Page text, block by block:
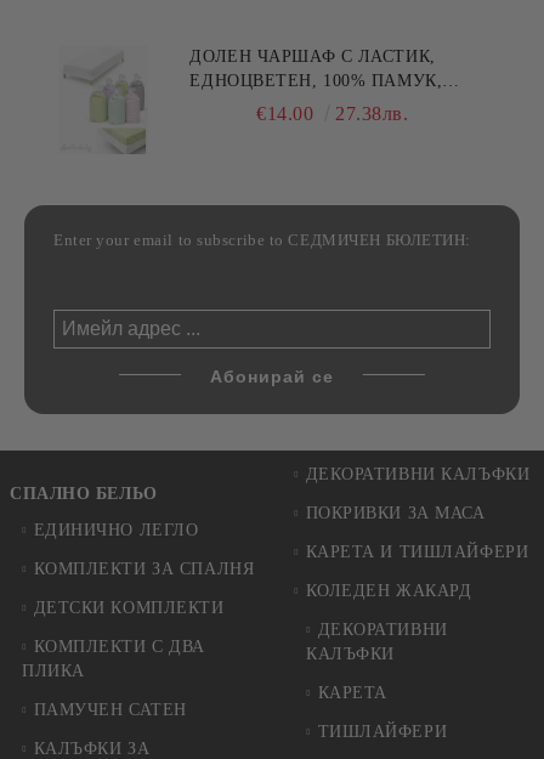
ДОЛЕН ЧАРШАФ С ЛАСТИК,
ЕДНОЦВЕТЕН, 100% ПАМУК,
РАЗЛИЧНИ РАЗМЕРИ
€14.00 27.38лв.
Enter your email to subscribe to СЕДМИЧЕН БЮЛЕТИН:
СПАЛНО БЕЛЬО
ЕДИНИЧНО ЛЕГЛО
КОМПЛЕКТИ ЗА СПАЛНЯ
ДЕТСКИ КОМПЛЕКТИ
КОМПЛЕКТИ С ДВА
ПЛИКА
ПАМУЧЕН САТЕН
КАЛЪФКИ ЗА
ДЕКОРАТИВНИ КАЛЪФКИ
ПОКРИВКИ ЗА МАСА
КАРЕТА И ТИШЛАЙФЕРИ
КОЛЕДЕН ЖАКАРД
ДЕКОРАТИВНИ
КАЛЪФКИ
КАРЕТА
ТИШЛАЙФЕРИ